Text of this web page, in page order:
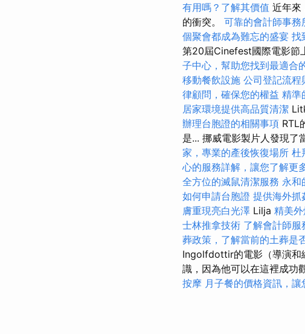
有用嗎？了解其價值 近年來
的衝突。 可靠的會計師事務
個聚會都成為難忘的盛宴 找
第20屆Cinefest國際電影節
子中心，幫助您找到最適合
移動餐飲設施 公司登記流程
律顧問，確保您的權益 精準
居家環境提供高品質清潔
辦理台胞證的相關事項 RTL
是... 挪威電影製片人發現了
家，專業的產後恢復場所 杜
心的服務詳解，讓您了解更
全方位的滅鼠清潔服務 永和
如何申請台胞證 提供海外抓
膚重現亮白光澤 Lilja 精美
士林推拿技術 了解會計師服
葬政策，了解當前的土葬是
Ingolfdottir的電影（導演和
識，因為他可以在這裡成功
按摩 月子餐的價格資訊，